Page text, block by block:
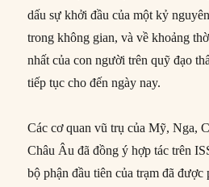
dấu sự khởi đầu của một kỷ
trong không gian, và về khoảng
nhất của con người trên quỹ đạo
tiếp tục cho đến ngày nay.
Các cơ quan vũ trụ của Mỹ, Nga,
Châu Âu đã đồng ý hợp tác trên
bộ phận đầu tiên của trạm đã